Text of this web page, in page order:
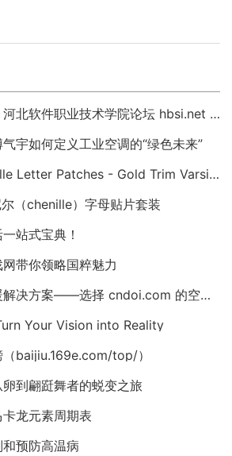
重温那段青葱岁月：河北软件职业技术学院论坛 hbsi.net —— 2007 年至今的校园数字记忆
宇如何定义工业空调的“绿色未来”
Custom DIY Chenille Letter Patches - Gold Trim Varsity Alphabet Appliques
（chenille）字母贴片套装
站式宝典！
带你领略国粹魅力
高效节能的工业供暖解决方案——选择 cndoi.com 的空气对空气换热器与AHU
Your Vision into Reality
baijiu.169e.com/top/）
到翩跹舞者的蜕变之旅
龙元素周期表
预防高温病